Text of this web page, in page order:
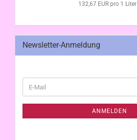
132,67 EUR pro 1 Liter
Newsletter-Anmeldung
ZUR
E-
Mail
ANMELDEN